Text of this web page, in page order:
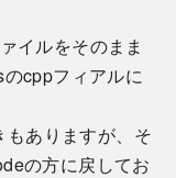
イルをそのまま
cppフィアルに
ありますが、そ
の方に戻してお